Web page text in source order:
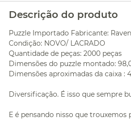
Descrição do produto
Puzzle Importado Fabricante:
Condição: NOVO/ LACRADO
Quantidade de peças: 2000 peças
Dimensões do puzzle montado:
Dimensões aproximadas da caixa :
Diversificação. É isso que sempre
E é pensando nisso que trouxemos